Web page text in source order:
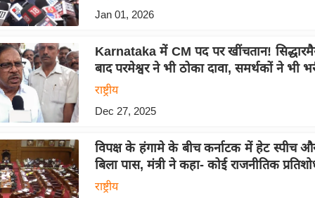
Jan 01, 2026
Karnataka में CM पद पर खींचतान!
बाद परमेश्वर ने भी ठोका दावा, समर्थकों ने भी
राष्ट्रीय
Dec 27, 2025
विपक्ष के हंगामे के बीच कर्नाटक में हेट स्पीच
बिला पास, मंत्री ने कहा- कोई राजनीतिक
राष्ट्रीय